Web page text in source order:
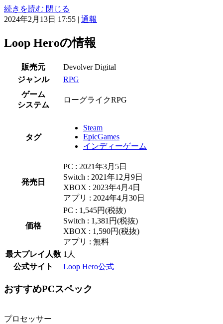
続きを読む 閉じる
2024年2月13日 17:55 | 通報
Loop Heroの情報
販売元
Devolver Digital
ジャンル
RPG
ゲーム
システム
ローグライクRPG
タグ
Steam
EpicGames
インディーゲーム
発売日
PC : 2021年3月5日
Switch : 2021年12月9日
XBOX : 2023年4月4日
アプリ : 2024年4月30日
価格
PC : 1,545円(税抜)
Switch : 1,381円(税抜)
XBOX : 1,590円(税抜)
アプリ : 無料
最大プレイ人数 1人
公式サイト
Loop Hero公式
おすすめPCスペック
プロセッサー